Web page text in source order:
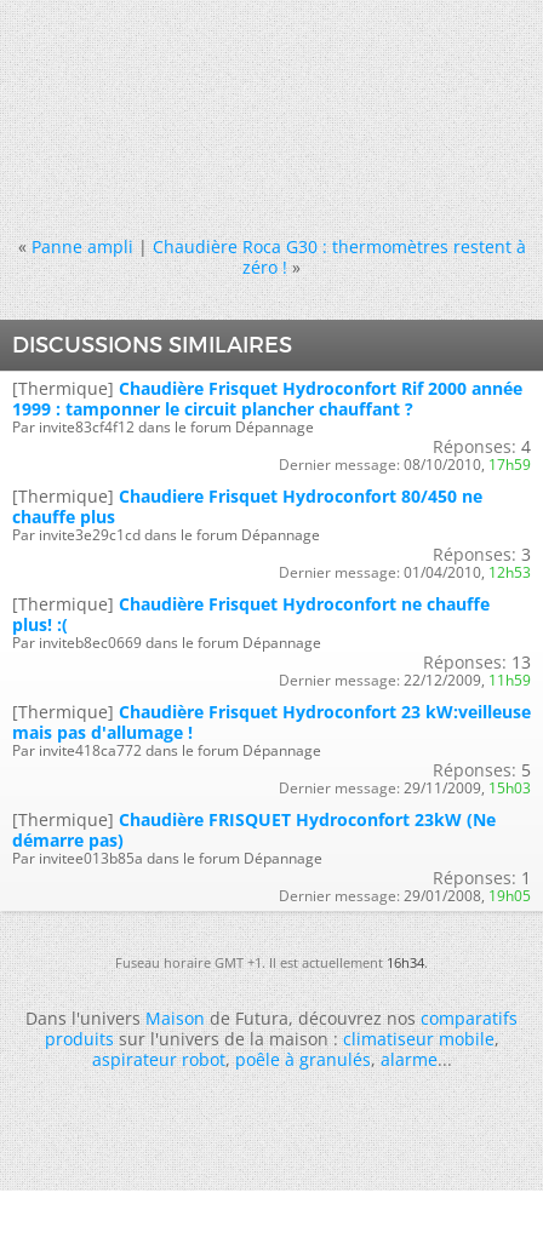
« Panne ampli|Chaudière Roca G30 : thermomètres restent à
zéro ! »
DISCUSSIONS SIMILAIRES
[Thermique] Chaudière Frisquet Hydroconfort Rif 2000 année
1999 : tamponner le circuit plancher chauffant ?
Par invite83cf4f12 dans le forum Dépannage
Réponses: 4
Dernier message: 08/10/2010, 17h59
[Thermique] Chaudiere Frisquet Hydroconfort 80/450 ne
chauffe plus
Par invite3e29c1cd dans le forum Dépannage
Réponses: 3
Dernier message: 01/04/2010, 12h53
[Thermique] Chaudière Frisquet Hydroconfort ne chauffe
plus! :(
Par inviteb8ec0669 dans le forum Dépannage
Réponses: 13
Dernier message: 22/12/2009, 11h59
[Thermique] Chaudière Frisquet Hydroconfort 23 kW:veilleuse
mais pas d'allumage !
Par invite418ca772 dans le forum Dépannage
Réponses: 5
Dernier message: 29/11/2009, 15h03
[Thermique] Chaudière FRISQUET Hydroconfort 23kW (Ne
démarre pas)
Par invitee013b85a dans le forum Dépannage
Réponses: 1
Dernier message: 29/01/2008, 19h05
Fuseau horaire GMT +1. Il est actuellement16h34.
Dans l'universMaisonde Futura, découvrez noscomparatifs
produitssur l'univers de la maison :climatiseur mobile,
aspirateur robot,poêle à granulés,alarme...